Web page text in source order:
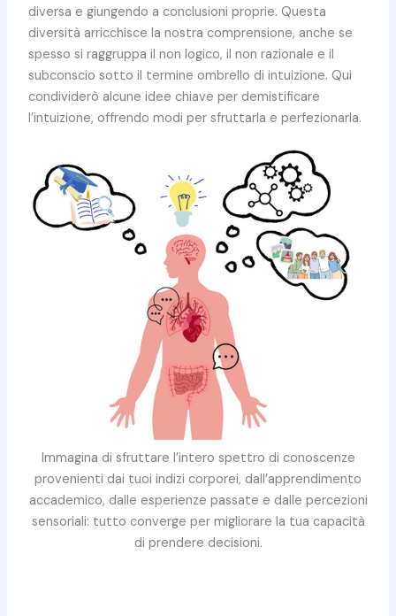
diversa e giungendo a conclusioni proprie. Questa
diversità arricchisce la nostra comprensione, anche se
spesso si raggruppa il non logico, il non razionale e il
subconscio sotto il termine ombrello di intuizione. Qui
condividerò alcune idee chiave per demistificare
l’intuizione, offrendo modi per sfruttarla e perfezionarla.
Immagina di sfruttare l’intero spettro di conoscenze
provenienti dai tuoi indizi corporei, dall’apprendimento
accademico, dalle esperienze passate e dalle percezioni
sensoriali: tutto converge per migliorare la tua capacità
di prendere decisioni.